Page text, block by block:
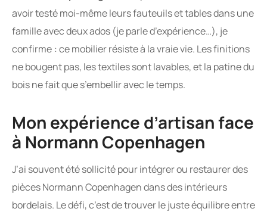
avoir testé moi-même leurs fauteuils et tables dans une
famille avec deux ados (je parle d’expérience…), je
confirme : ce mobilier résiste à la vraie vie. Les finitions
ne bougent pas, les textiles sont lavables, et la patine du
bois ne fait que s’embellir avec le temps.
Mon expérience d’artisan face
à Normann Copenhagen
J’ai souvent été sollicité pour intégrer ou restaurer des
pièces Normann Copenhagen dans des intérieurs
bordelais. Le défi, c’est de trouver le juste équilibre entre